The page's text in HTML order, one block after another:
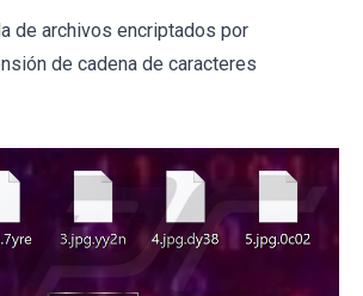
de archivos encriptados por
de cadena de caracteres